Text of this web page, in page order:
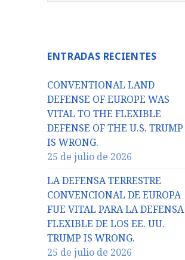
ENTRADAS RECIENTES
CONVENTIONAL LAND
DEFENSE OF EUROPE WAS
VITAL TO THE FLEXIBLE
DEFENSE OF THE U.S. TRUMP
IS WRONG.
25 de julio de 2026
LA DEFENSA TERRESTRE
CONVENCIONAL DE EUROPA
FUE VITAL PARA LA DEFENSA
FLEXIBLE DE LOS EE. UU.
TRUMP IS WRONG.
25 de julio de 2026